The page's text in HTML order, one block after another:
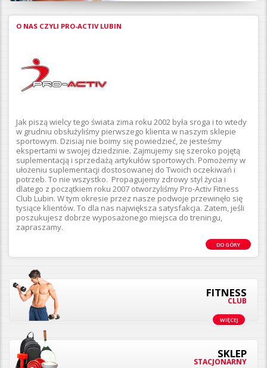
O NAS CZYLI PRO-ACTIV LUBIN
Jak piszą wielcy tego świata zima roku 2002 była sroga i to wtedy
w grudniu obsłużyliśmy pierwszego klienta w naszym sklepie
sportowym. Dzisiaj nie boimy się powiedzieć, że jesteśmy
ekspertami w swojej dziedzinie. Zajmujemy się szeroko pojętą
suplementacją i sprzedażą artykułów sportowych. Pomożemy w
ułożeniu suplementacji dostosowanej do Twoich oczekiwań i
potrzeb. To nie wszystko. Propagujemy zdrowy styl życia i
dlatego z początkiem roku 2007 otworzyliśmy Pro-Activ Fitness
Club Lubin. W tym okresie przez nasze podwoje przewinęło się
tysiące klientów. To dla nas największa satysfakcja. Zatem, jeśli
poszukujesz dobrze wyposażonego miejsca do treningu,
zapraszamy.
DO GÓRY
FITNESS
CLUB
WIĘCEJ
SKLEP
STACJONARNY